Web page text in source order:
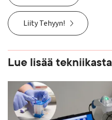
Liity Tehyyn!
Lue lisää tekniikasta